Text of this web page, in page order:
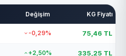
Değişim KG Fiyatı
-0,29% 75,46 TL
+2,50% 335,25 TL